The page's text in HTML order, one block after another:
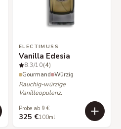
ELECTIMUSS
Vanilla Edesia
8.3/10(4)
Gourmand Würzig
Rauchig-würzige
Vanilleopulenz.
Probe ab 9 €
325 €100ml